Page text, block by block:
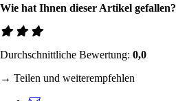
Wie hat Ihnen dieser Artikel gefallen?
Durchschnittliche Bewertung: 0,0
→ Teilen und weiterempfehlen